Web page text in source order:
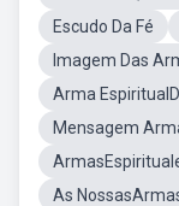
Escudo Da Fé
Imagem Das
Arma
Mensagem
As